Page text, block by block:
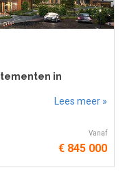
in
Lees meer »
Vanaf
€ 845 000